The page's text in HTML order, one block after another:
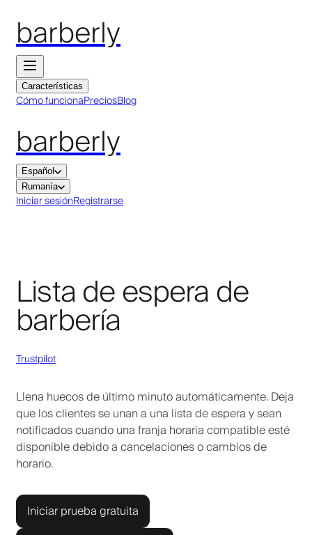
barberly
Características
Cómo funcionaPreciosBlog
barberly
Español
Rumanía
Iniciar sesiónRegistrarse
Lista de espera de
barbería
Trustpilot
Llena huecos de último minuto automáticamente. Deja
que los clientes se unan a una lista de espera y sean
notificados cuando una franja horaria compatible esté
disponible debido a cancelaciones o cambios de
horario.
Iniciar prueba gratuita